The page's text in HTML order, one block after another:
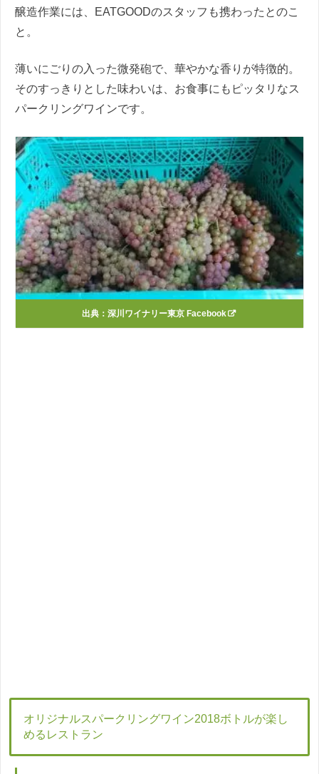
醸造作業には、EATGOODのスタッフも携わったとのこ
と。
薄いにごりの入った微発砲で、華やかな香りが特徴的。
そのすっきりとした味わいは、お食事にもピッタリなス
パークリングワインです。
出典： 深川ワイナリー東京 Facebook
オリジナルスパークリングワイン2018ボトルが楽し
めるレストラン